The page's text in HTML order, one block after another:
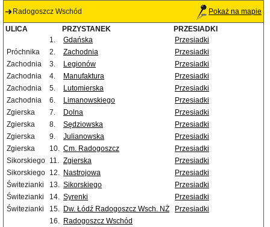
Radogoszcz Wschód Pokaż na mapie
ULICA PRZYSTANEK
PRZESIADKI
1.
Gdańska
Przesiadki
Próchnika
2. Zachodnia
Przesiadki
Zachodnia
3. Legionów
Przesiadki
Zachodnia
4. Manufaktura
Przesiadki
Zachodnia
5. Lutomierska
Przesiadki
Zachodnia
6. Limanowskiego
Przesiadki
Zgierska
7. Dolna
Przesiadki
Zgierska
8. Sędziowska
Przesiadki
Zgierska
9. Julianowska
Przesiadki
Zgierska
10. Cm. Radogoszcz
Przesiadki
Sikorskiego 11. Zgierska
Przesiadki
Sikorskiego 12. Nastrojowa
Przesiadki
Świtezianki
13. Sikorskiego
Przesiadki
Świtezianki
14. Syrenki
Przesiadki
Świtezianki
15. Dw. Łódź Radogoszcz Wsch. NŻ
Przesiadki
16. Radogoszcz Wschód